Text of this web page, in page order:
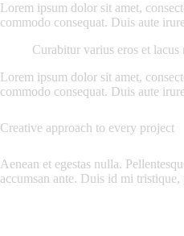
Lorem ipsum dolor sit amet,
commodo consequat. Duis aute
Curabitur varius eros et
Lorem ipsum dolor sit amet,
commodo consequat. Duis aute
Creative approach to every project
Aenean et egestas nulla.
accumsan ante. Duis id mi